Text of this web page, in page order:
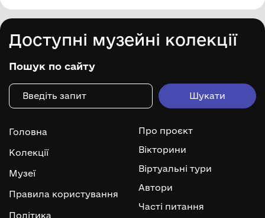
Доступні музейні колекції
Пошук по сайту
Головна
Колекції
Музеї
Правила користування
Політика
Про проєкт
Вікторини
Віртуальні тури
Автори
Часті питання